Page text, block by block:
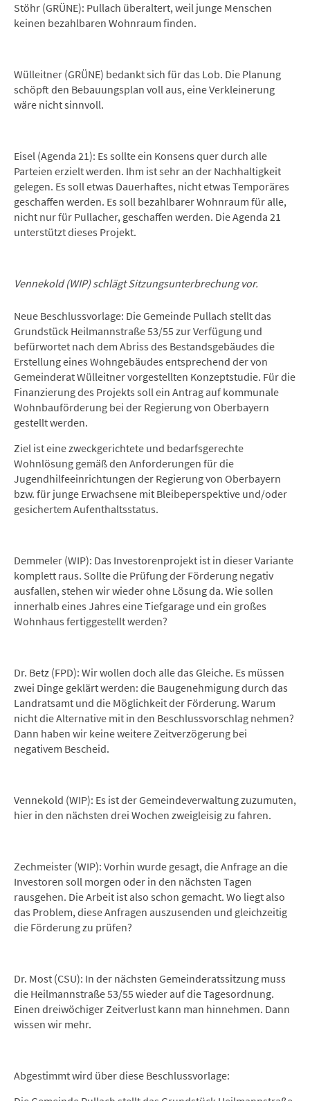
Stöhr (GRÜNE): Pullach überaltert, weil junge Menschen
keinen bezahlbaren Wohnraum finden.
Wülleitner (GRÜNE) bedankt sich für das Lob. Die Planung
schöpft den Bebauungsplan voll aus, eine Verkleinerung
wäre nicht sinnvoll.
Eisel (Agenda 21): Es sollte ein Konsens quer durch alle
Parteien erzielt werden. Ihm ist sehr an der Nachhaltigkeit
gelegen. Es soll etwas Dauerhaftes, nicht etwas Temporäres
geschaffen werden. Es soll bezahlbarer Wohnraum für alle,
nicht nur für Pullacher, geschaffen werden. Die Agenda 21
unterstützt dieses Projekt.
Vennekold (WIP) schlägt Sitzungsunterbrechung vor.
Neue Beschlussvorlage: Die Gemeinde Pullach stellt das
Grundstück Heilmannstraße 53/55 zur Verfügung und
befürwortet nach dem Abriss des Bestandsgebäudes die
Erstellung eines Wohngebäudes entsprechend der von
Gemeinderat Wülleitner vorgestellten Konzeptstudie. Für die
Finanzierung des Projekts soll ein Antrag auf kommunale
Wohnbauförderung bei der Regierung von Oberbayern
gestellt werden.
Ziel ist eine zweckgerichtete und bedarfsgerechte
Wohnlösung gemäß den Anforderungen für die
Jugendhilfeeinrichtungen der Regierung von Oberbayern
bzw. für junge Erwachsene mit Bleibeperspektive und/oder
gesichertem Aufenthaltsstatus.
Demmeler (WIP): Das Investorenprojekt ist in dieser Variante
komplett raus. Sollte die Prüfung der Förderung negativ
ausfallen, stehen wir wieder ohne Lösung da. Wie sollen
innerhalb eines Jahres eine Tiefgarage und ein großes
Wohnhaus fertiggestellt werden?
Dr. Betz (FPD): Wir wollen doch alle das Gleiche. Es müssen
zwei Dinge geklärt werden: die Baugenehmigung durch das
Landratsamt und die Möglichkeit der Förderung. Warum
nicht die Alternative mit in den Beschlussvorschlag nehmen?
Dann haben wir keine weitere Zeitverzögerung bei
negativem Bescheid.
Vennekold (WIP): Es ist der Gemeindeverwaltung zuzumuten,
hier in den nächsten drei Wochen zweigleisig zu fahren.
Zechmeister (WIP): Vorhin wurde gesagt, die Anfrage an die
Investoren soll morgen oder in den nächsten Tagen
rausgehen. Die Arbeit ist also schon gemacht. Wo liegt also
das Problem, diese Anfragen auszusenden und gleichzeitig
die Förderung zu prüfen?
Dr. Most (CSU): In der nächsten Gemeinderatssitzung muss
die Heilmannstraße 53/55 wieder auf die Tagesordnung.
Einen dreiwöchiger Zeitverlust kann man hinnehmen. Dann
wissen wir mehr.
Abgestimmt wird über diese Beschlussvorlage: